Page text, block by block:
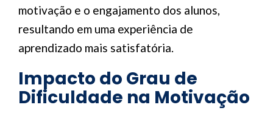
motivação e o engajamento dos alunos,
resultando em uma experiência de
aprendizado mais satisfatória.
Impacto do Grau de
Dificuldade na Motivação